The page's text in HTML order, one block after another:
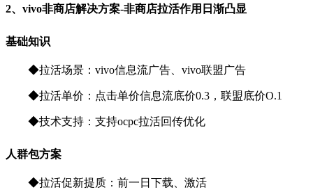
2、vivo非商店解决方案-非商店拉活作用日渐凸显
基础知识
◆拉活场景：vivo信息流广告、vivo联盟广告
◆拉活单价：点击单价信息流底价0.3，联盟底价O.1
◆技术支持：支持ocpc拉活回传优化
人群包方案
◆拉活促新提质：前一日下载、激活